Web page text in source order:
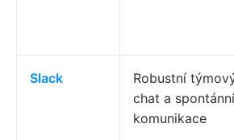
Slack
Robustní
chat a spontánní
komunikace